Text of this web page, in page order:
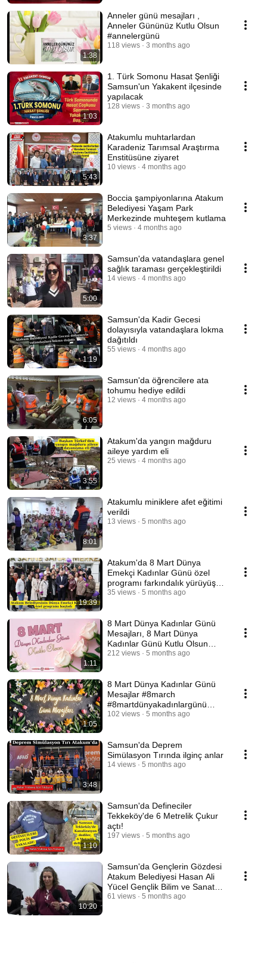
1:38
Anneler günü mesajları ,
Anneler Gününüz Kutlu Olsun
#annelergünü
118 views 3 months ago
1:03
1. Türk Somonu Hasat Şenliği
Samsun'un Yakakent ilçesinde
yapılacak
128 views 3 months ago
5:43
Atakumlu muhtarlardan
Karadeniz Tarımsal Araştırma
Enstitüsüne ziyaret
10 views 4 months ago
3:37
Boccia şampiyonlarına Atakum
Belediyesi Yaşam Park
Merkezinde muhteşem kutlama
5 views 4 months ago
5:00
Samsun'da vatandaşlara genel
sağlık taraması gerçekleştirildi
14 views 4 months ago
1:19
Samsun'da Kadir Gecesi
dolayısıyla vatandaşlara lokma
dağıtıldı
55 views 4 months ago
6:05
Samsun'da öğrencilere ata
tohumu hediye edildi
12 views 4 months ago
3:55
Atakum'da yangın mağduru
aileye yardım eli
25 views 4 months ago
8:01
Atakumlu miniklere afet eğitimi
verildi
13 views 5 months ago
19:39
Atakum'da 8 Mart Dünya
Emekçi Kadınlar Günü özel
programı farkındalık yürüyüşü
ile başladı
35 views 5 months ago
1:11
8 Mart Dünya Kadınlar Günü
Mesajları, 8 Mart Dünya
Kadınlar Günü Kutlu Olsun
#8march #8mart
212 views 5 months ago
1:05
8 Mart Dünya Kadınlar Günü
Mesajlar #8march
#8martdünyakadınlargünü
#kadınlargünü
102 views 5 months ago
3:48
Samsun'da Deprem
Simülasyon Tırında ilginç anlar
14 views 5 months ago
1:10
Samsun'da Defineciler
Tekkeköy'de 6 Metrelik Çukur
açtı!
197 views 5 months ago
10:20
Samsun'da Gençlerin Gözdesi
Atakum Belediyesi Hasan Ali
Yücel Gençlik Bilim ve Sanat
Merkezi
61 views 5 months ago